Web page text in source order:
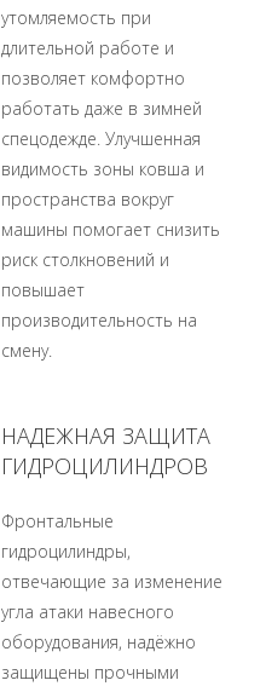
утомляемость при
длительной работе и
позволяет комфортно
работать даже в зимней
спецодежде. Улучшенная
видимость зоны ковша и
пространства вокруг
машины помогает снизить
риск столкновений и
повышает
производительность на
смену.
НАДЕЖНАЯ ЗАЩИТА
ГИДРОЦИЛИНДРОВ
Фронтальные
гидроцилиндры,
отвечающие за изменение
угла атаки навесного
оборудования, надёжно
защищены прочными